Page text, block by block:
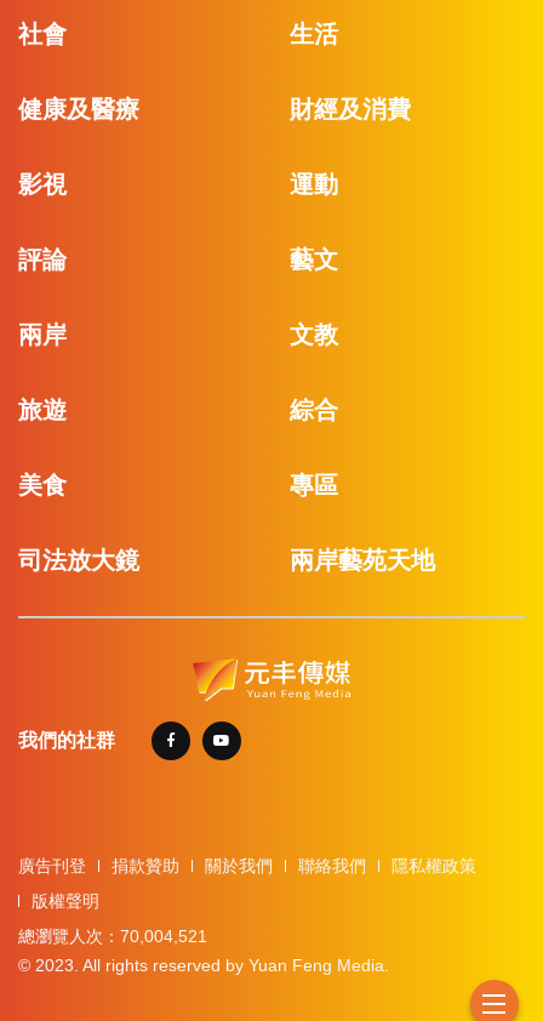
社會 生活
健康及醫療 財經及消費
影視 運動
評論 藝文
兩岸 文教
旅遊 綜合
美食 專區
司法放大鏡 兩岸藝苑天地
我們的社群
廣告刊登 捐款贊助 關於我們 聯絡我們
隱私權政策
版權聲明
總瀏覽人次：70,004,521
© 2023. All rights reserved by Yuan Feng Media.